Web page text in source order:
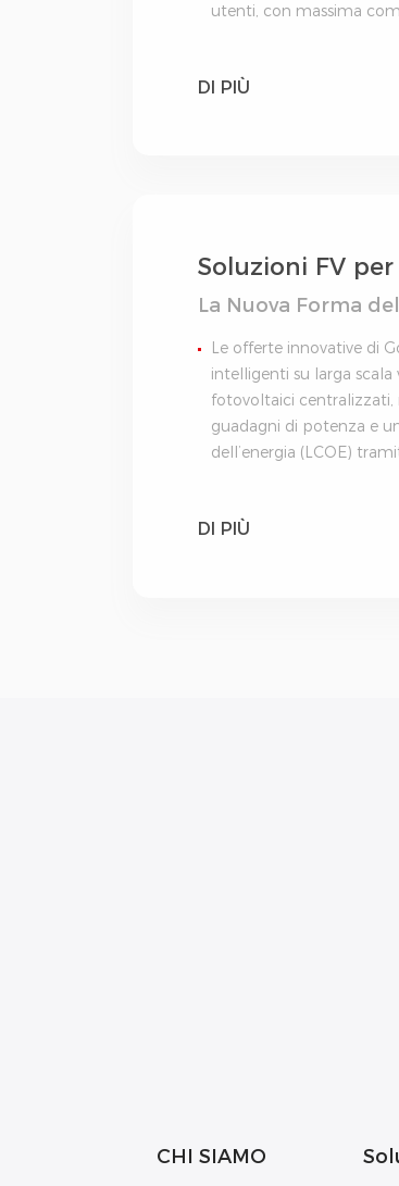
utenti, con massima
DI PIÙ
Soluzioni FV
La Nuova Forma
Le offerte innovative di
intelligenti su larga
fotovoltaici
guadagni di potenza e
dell’energia (LCOE)
DI PIÙ
CHI SIAMO